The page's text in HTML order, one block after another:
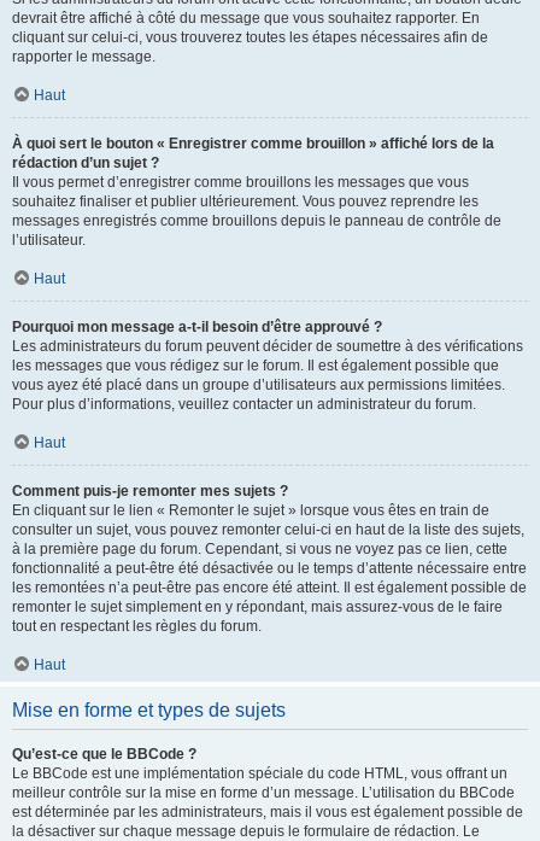
devrait être affiché à côté du message que vous souhaitez rapporter. En
cliquant sur celui-ci, vous trouverez toutes les étapes nécessaires afin de
rapporter le message.
Haut
À quoi sert le bouton « Enregistrer comme brouillon » affiché lors de la
rédaction d’un sujet ?
Il vous permet d’enregistrer comme brouillons les messages que vous
souhaitez finaliser et publier ultérieurement. Vous pouvez reprendre les
messages enregistrés comme brouillons depuis le panneau de contrôle de
l’utilisateur.
Haut
Pourquoi mon message a-t-il besoin d’être approuvé ?
Les administrateurs du forum peuvent décider de soumettre à des vérifications
les messages que vous rédigez sur le forum. Il est également possible que
vous ayez été placé dans un groupe d’utilisateurs aux permissions limitées.
Pour plus d’informations, veuillez contacter un administrateur du forum.
Haut
Comment puis-je remonter mes sujets ?
En cliquant sur le lien « Remonter le sujet » lorsque vous êtes en train de
consulter un sujet, vous pouvez remonter celui-ci en haut de la liste des sujets,
à la première page du forum. Cependant, si vous ne voyez pas ce lien, cette
fonctionnalité a peut-être été désactivée ou le temps d’attente nécessaire entre
les remontées n’a peut-être pas encore été atteint. Il est également possible de
remonter le sujet simplement en y répondant, mais assurez-vous de le faire
tout en respectant les règles du forum.
Haut
Mise en forme et types de sujets
Qu’est-ce que le BBCode ?
Le BBCode est une implémentation spéciale du code HTML, vous offrant un
meilleur contrôle sur la mise en forme d’un message. L’utilisation du BBCode
est déterminée par les administrateurs, mais il vous est également possible de
la désactiver sur chaque message depuis le formulaire de rédaction. Le